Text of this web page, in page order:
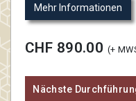
Mehr Informationen
CHF 890.00 (+
Nächste